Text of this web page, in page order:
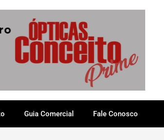
Guia Comercial Fale Conosco